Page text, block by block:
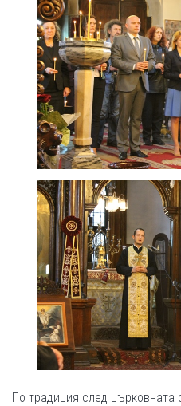
По традиция след